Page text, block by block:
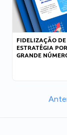
FIDELIZAÇÃO
ESTRATÉGIA
GRANDE